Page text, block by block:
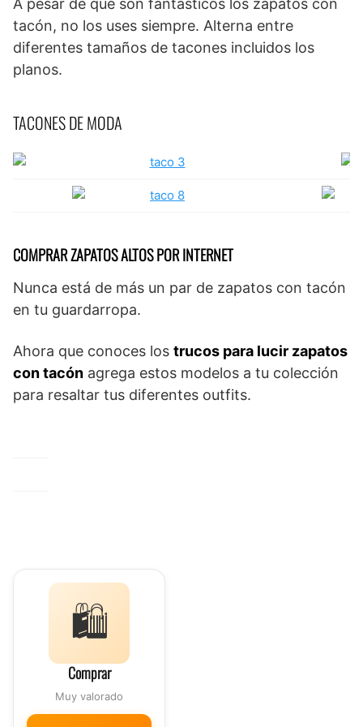
tacón, no los uses siempre. Alterna entre
diferentes tamaños de tacones incluidos los
planos.
TACONES DE MODA
COMPRAR ZAPATOS ALTOS POR INTERNET
Nunca está de más un par de zapatos con tacón
en tu guardarropa.
Ahora que conoces los trucos para lucir zapatos
con tacón agrega estos modelos a tu colección
para resaltar tus diferentes outfits.
🛍️
Comprar
Muy valorado